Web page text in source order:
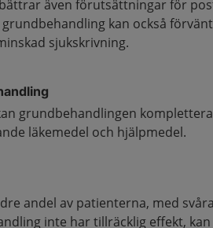
även förutsättningar för
kan också
sjukskrivning.
grundbehandlingen
läkemedel och hjälpmedel.
andel av patienterna, med
inte har tillräcklig effekt,